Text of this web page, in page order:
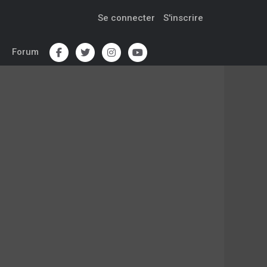
Se connecter S'inscrire
Forum